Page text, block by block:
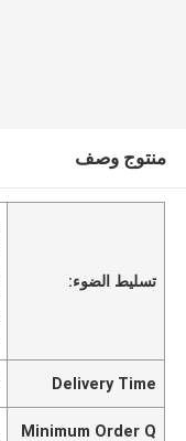
منتوج وصف
تسليط الضوء:
Delivery Time
Minimum Order Q